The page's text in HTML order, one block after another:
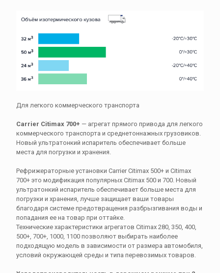
Для легкого коммерческого транспорта
Carrier Citimax 700+ — агрегат прямого привода для легкого
коммерческого транспорта и среднетоннажных грузовиков.
Новый ультратонкий испаритель обеспечивает больше
места для погрузки и хранения.
Рефрижераторные установки Carrier Citimax 500+ и Citimax
700+ это модификация популярных Citimax 500 и 700. Новый
ультратонкий испаритель обеспечивает больше места для
погрузки и хранения, лучше защищает ваши товары
благодаря системе предотвращения разбрызгивания воды и
попадания ее на товар при оттайке.
Технические характеристики агрегатов Citimax 280, 350, 400,
500+, 700+, 1000, 1100 позволяют выбирать наиболее
подходящую модель в зависимости от размера автомобиля,
условий окружающей среды и типа перевозимых товаров.